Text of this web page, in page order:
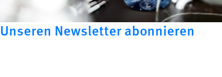
Unseren Newsletter abonnieren